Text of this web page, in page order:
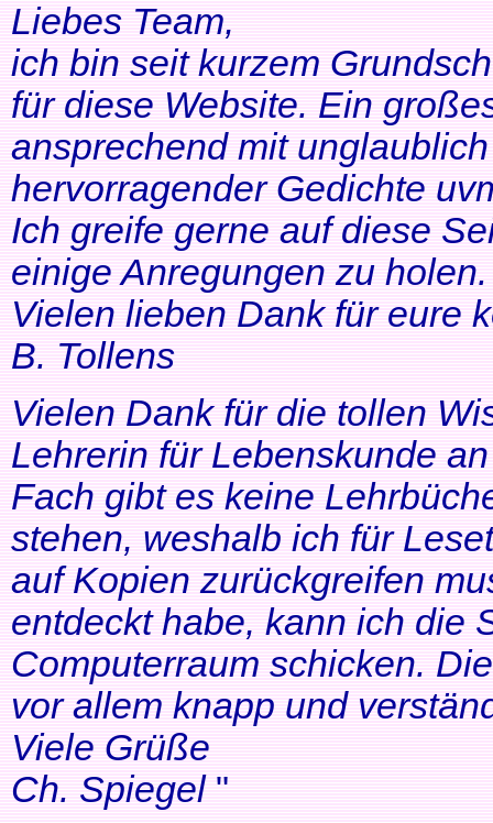
Liebes Team,
ich bin seit kurzem
für diese Website. Ein
ansprechend mit
hervorragender Gedichte
Ich greife gerne auf diese
einige Anregungen zu
Vielen lieben Dank für eure
B. Tollens
Vielen Dank für die tollen
Lehrerin für Lebenskunde
Fach gibt es keine
stehen, weshalb ich für
auf Kopien zurückgreifen
entdeckt habe, kann ich die
Computerraum schicken.
vor allem knapp und
Viele Grüße
Ch. Spiegel"